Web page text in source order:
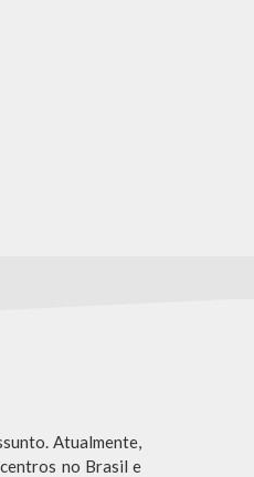
Atualmente,
no Brasil e